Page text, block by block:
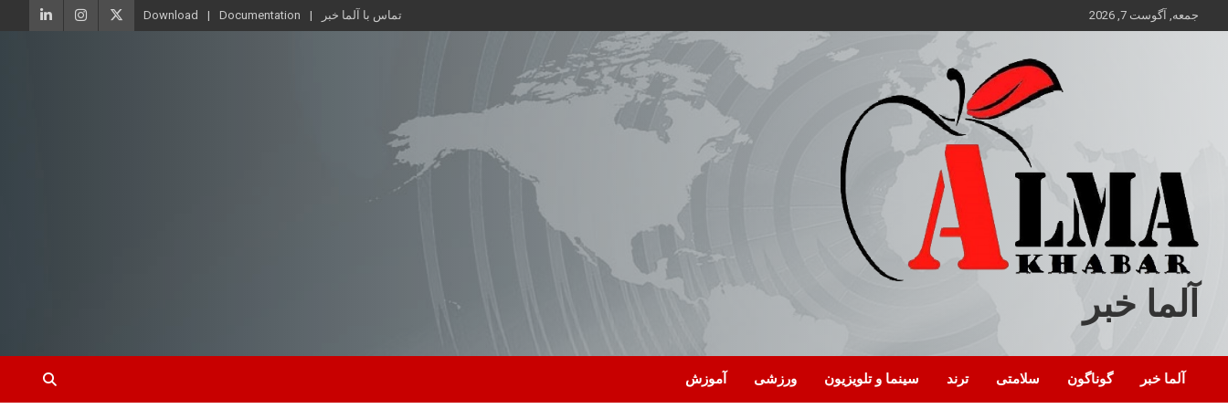
محتوا
جمعه, آگوست 7, 2026 تماس با آلما خبر Documentation
Download
آلما خبر
آلما خبر گوناگون سلامتی ترند سینما و تلویزیون ورزشی آموزش